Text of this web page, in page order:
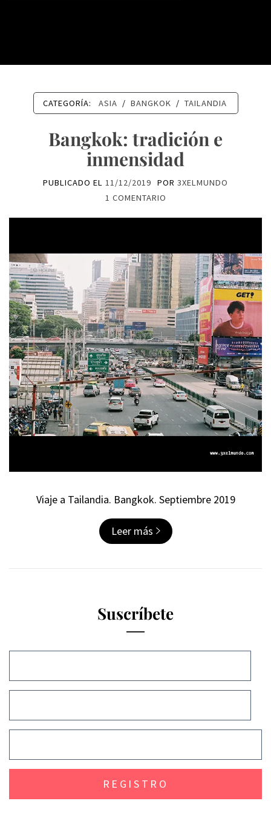
CATEGORÍA: ASIA / BANGKOK / TAILANDIA
Bangkok: tradición e
inmensidad
PUBLICADO EL 11/12/2019 POR 3XELMUNDO
1 COMENTARIO
Viaje a Tailandia. Bangkok. Septiembre 2019
Leer más
Suscríbete